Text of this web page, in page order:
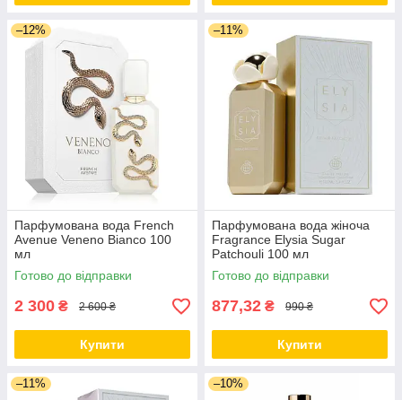
–12%
Парфумована вода French
Avenue Veneno Bianco 100
мл
Готово до відправки
2 300 ₴ 2 600 ₴
Купити
–11%
Парфумована вода жіноча
Fragrance Elysia Sugar
Patchouli 100 мл
Готово до відправки
877,32 ₴ 990 ₴
Купити
–11% –10%